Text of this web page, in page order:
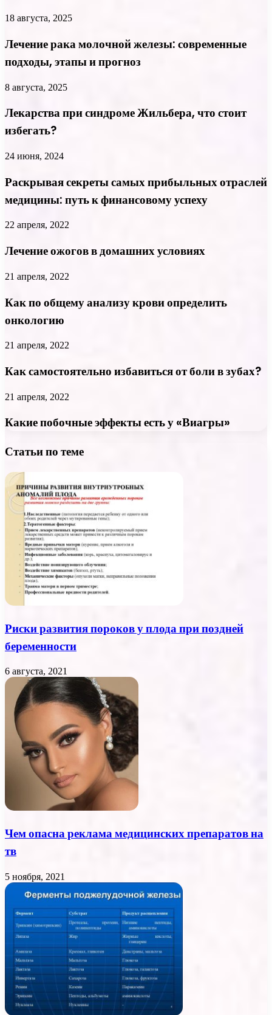
18 августа, 2025
Лечение рака молочной железы: современные
подходы, этапы и прогноз
8 августа, 2025
Лекарства при синдроме Жильбера, что стоит
избегать?
24 июня, 2024
Раскрывая секреты самых прибыльных отраслей
медицины: путь к финансовому успеху
22 апреля, 2022
Лечение ожогов в домашних условиях
21 апреля, 2022
Как по общему анализу крови определить
онкологию
21 апреля, 2022
Как самостоятельно избавиться от боли в зубах?
21 апреля, 2022
Какие побочные эффекты есть у «Виагры»
Статьи по теме
Риски развития пороков у плода при поздней
беременности
6 августа, 2021
Чем опасна реклама медицинских препаратов на
тв
5 ноября, 2021